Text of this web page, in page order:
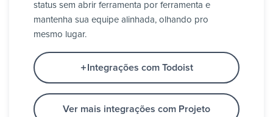
status sem abrir ferramenta por ferramenta e
mantenha sua equipe alinhada, olhando pro
mesmo lugar.
Integrações com Todoist
Ver mais integrações com Projeto